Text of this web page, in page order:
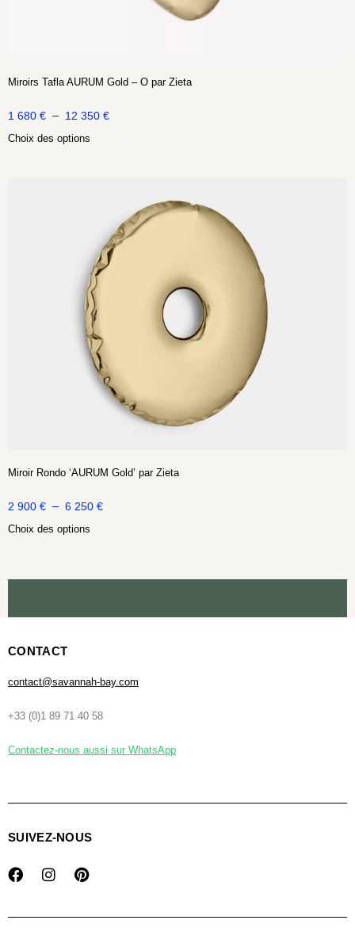
Miroirs Tafla AURUM Gold – O par Zieta
1 680 € – 12 350 €
Choix des options
Miroir Rondo ‘AURUM Gold’ par Zieta
2 900 € – 6 250 €
Choix des options
CONTACT
contact@savannah-bay.com
+33 (0)1 89 71 40 58
Contactez-nous aussi sur WhatsApp
SUIVEZ-NOUS